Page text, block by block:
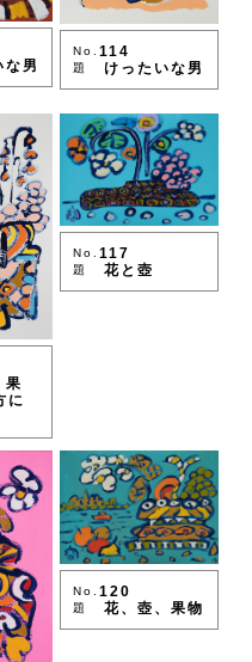
男
No.114
題 けったいな男
に
No.117
題 花と壺
No.120
題 花、壺、果物